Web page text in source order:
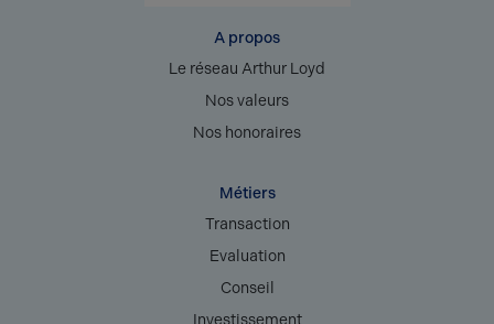
A propos
Le réseau Arthur Loyd
Nos valeurs
Nos honoraires
Métiers
Transaction
Evaluation
Conseil
Investissement